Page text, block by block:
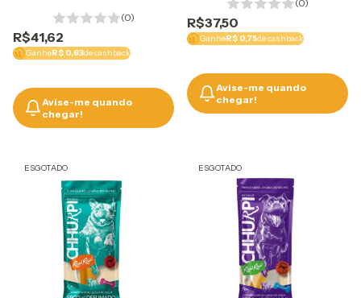
(0)
R$41,62
GanheR$ 0,83de cashback
Avise-me quando
chegar!
(0)
R$37,50
GanheR$ 0,75de cashback
Avise-me quando
chegar!
ESGOTADO ESGOTADO